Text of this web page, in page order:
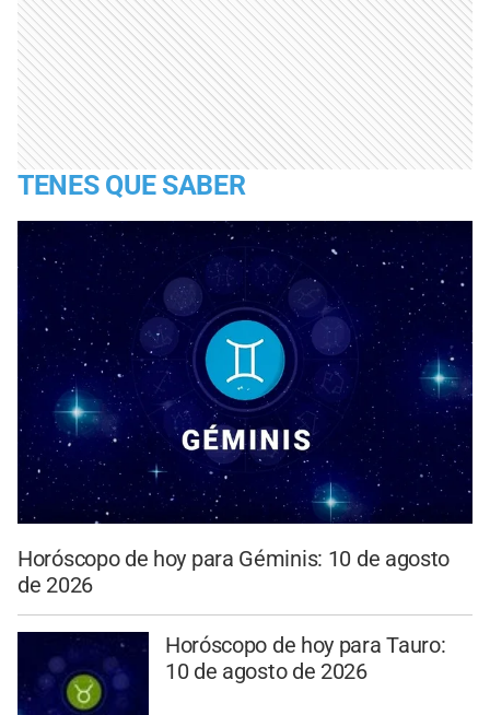
TENES QUE SABER
Horóscopo de hoy para Géminis: 10 de agosto
de 2026
Horóscopo de hoy para Tauro:
10 de agosto de 2026